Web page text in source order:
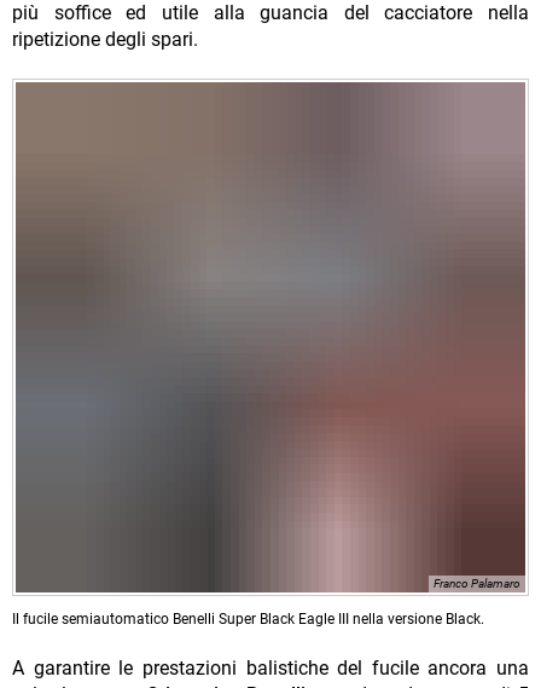
più soffice ed utile alla guancia del cacciatore nella
ripetizione degli spari.
Franco Palamaro
Il fucile semiautomatico Benelli Super Black Eagle III nella versione Black.
A garantire le prestazioni balistiche del fucile ancora una